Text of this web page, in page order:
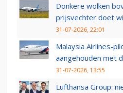
Donkere wolken
prijsvechter doet
31-07-2026, 22:01
Malaysia Airlines-
aangehouden met
31-07-2026, 13:55
Lufthansa Group: